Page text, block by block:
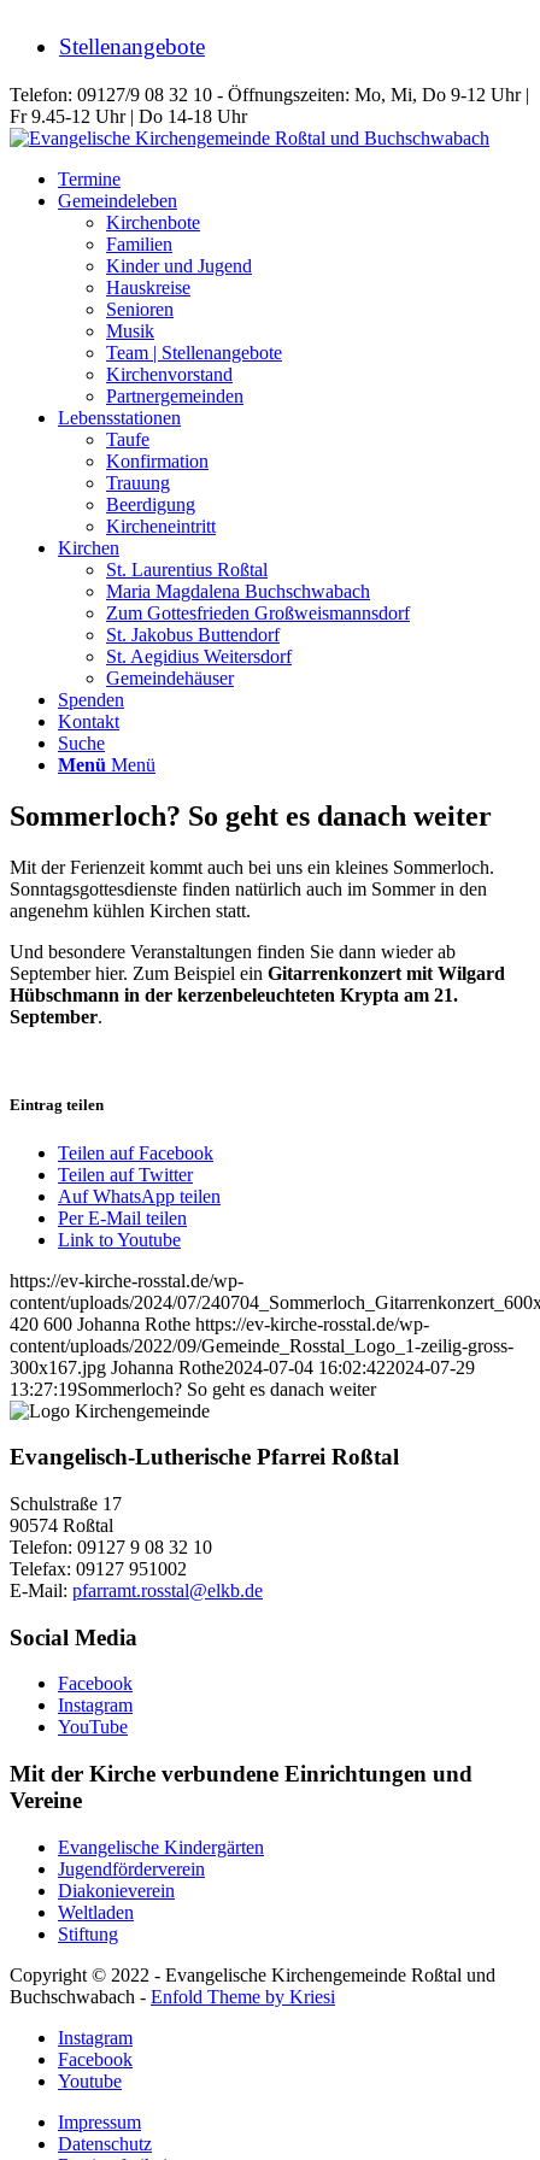
Stellenangebote
Telefon: 09127/9 08 32 10 - Öffnungszeiten: Mo, Mi, Do 9-12 Uhr |
Fr 9.45-12 Uhr | Do 14-18 Uhr
Termine
Gemeindeleben
Kirchenbote
Familien
Kinder und Jugend
Hauskreise
Senioren
Musik
Team | Stellenangebote
Kirchenvorstand
Partnergemeinden
Lebensstationen
Taufe
Konfirmation
Trauung
Beerdigung
Kircheneintritt
Kirchen
St. Laurentius Roßtal
Maria Magdalena Buchschwabach
Zum Gottesfrieden Großweismannsdorf
St. Jakobus Buttendorf
St. Aegidius Weitersdorf
Gemeindehäuser
Spenden
Kontakt
Suche
Menü Menü
Sommerloch? So geht es danach weiter
Mit der Ferienzeit kommt auch bei uns ein kleines Sommerloch.
Sonntagsgottesdienste finden natürlich auch im Sommer in den
angenehm kühlen Kirchen statt.
Und besondere Veranstaltungen finden Sie dann wieder ab
September hier. Zum Beispiel ein Gitarrenkonzert mit Wilgard
Hübschmann in der kerzenbeleuchteten Krypta am 21.
September.
Eintrag teilen
Teilen auf Facebook
Teilen auf Twitter
Auf WhatsApp teilen
Per E-Mail teilen
Link to Youtube
https://ev-kirche-rosstal.de/wp-
content/uploads/2024/07/
420 600 Johanna Rothe https://ev-kirche-rosstal.de/wp-
content/uploads/2022/09/Gemeinde_Rosstal_Logo_1-zeilig-gross-
300x167.jpg Johanna Rothe2024-07-04 16:02:422024-07-29
13:27:19Sommerloch? So geht es danach weiter
Evangelisch-Lutherische Pfarrei Roßtal
Schulstraße 17
90574 Roßtal
Telefon: 09127 9 08 32 10
Telefax: 09127 951002
E-Mail: pfarramt.rosstal@elkb.de
Social Media
Facebook
Instagram
YouTube
Mit der Kirche verbundene Einrichtungen und
Vereine
Evangelische Kindergärten
Jugendförderverein
Diakonieverein
Weltladen
Stiftung
Copyright © 2022 - Evangelische Kirchengemeinde Roßtal und
Buchschwabach - Enfold Theme by Kriesi
Instagram
Facebook
Youtube
Impressum
Datenschutz